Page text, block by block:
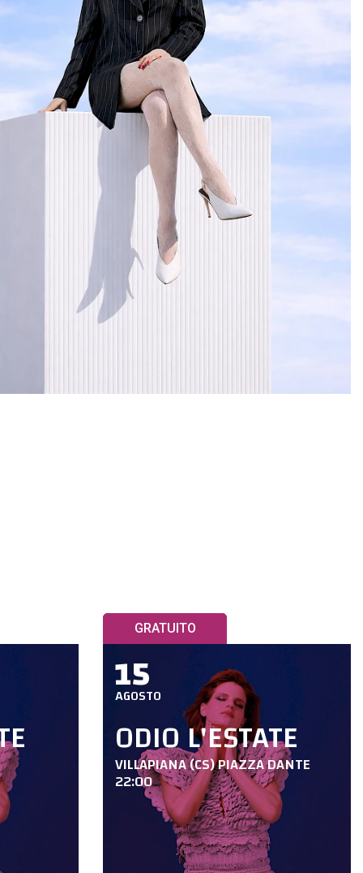
GRATUITO
15
AGOSTO
ODIO L'ESTATE
VILLAPIANA (CS) PIAZZA DANTE
22:00